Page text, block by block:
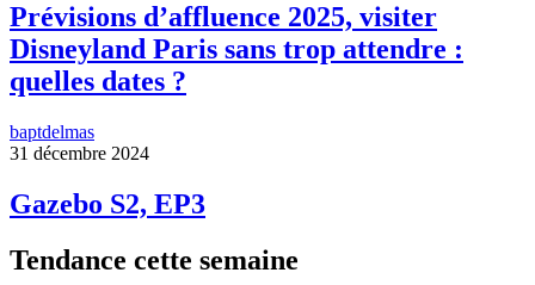
Prévisions d’affluence 2025, visiter
Disneyland Paris sans trop attendre :
quelles dates ?
baptdelmas
31 décembre 2024
Gazebo S2, EP3
Tendance cette semaine